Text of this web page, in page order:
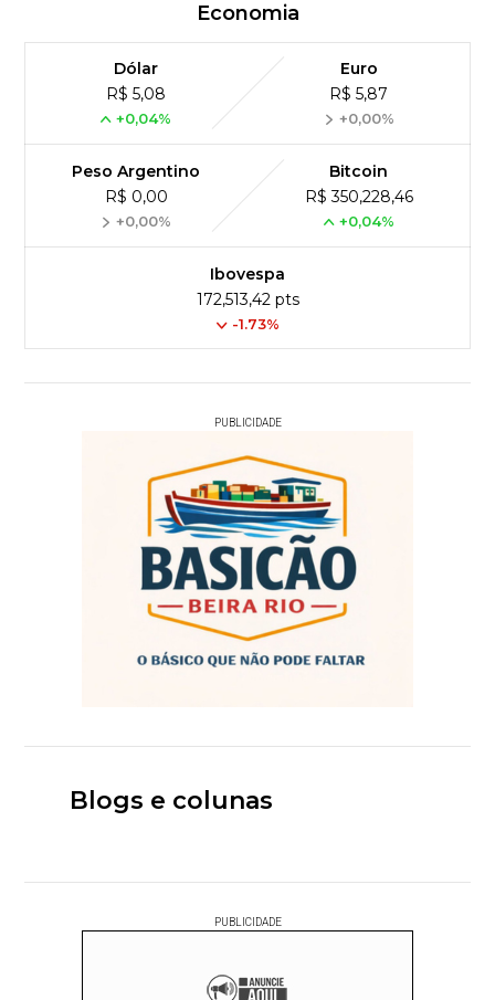
Economia
Dólar
R$ 5,08
+0,04%
Euro
R$ 5,87
+0,00%
Peso Argentino
R$ 0,00
+0,00%
Bitcoin
R$ 350,228,46
+0,04%
Ibovespa
172,513,42 pts
-1.73%
PUBLICIDADE
Blogs e colunas
PUBLICIDADE